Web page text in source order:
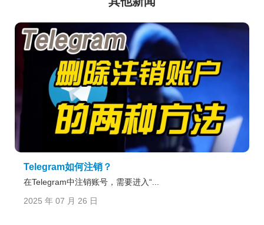
Telegram如何注销？
在Telegram中注销账号，需要进入“...
2025 年 07 月 26 日